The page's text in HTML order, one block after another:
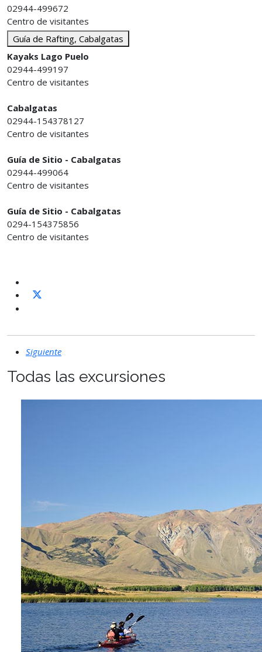
02944-499672
Centro de visitantes
Guía de Rafting, Cabalgatas
Kayaks Lago Puelo
02944-499197
Centro de visitantes
Cabalgatas
02944-154378127
Centro de visitantes
Guía de Sitio - Cabalgatas
02944-499064
Centro de visitantes
Guía de Sitio - Cabalgatas
0294-154375856
Centro de visitantes
Siguiente
Todas las excursiones